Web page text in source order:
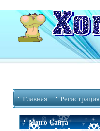
Главная Регистрация
Меню Сайта